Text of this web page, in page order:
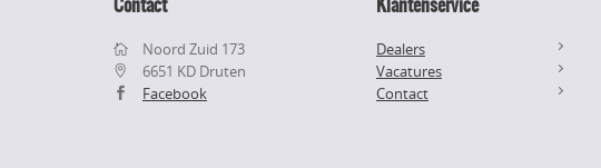
Noord Zuid 173
6651 KD Druten
Facebook
Dealers
Vacatures
Contact